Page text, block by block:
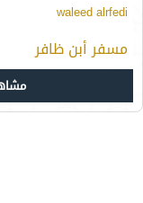
waleed alrfedi
مسفر أبن ظافر